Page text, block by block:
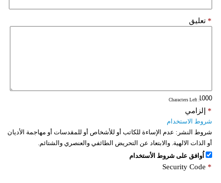
تعليق *
: Characters Left
إلزامي *
شروط الاستخدام
شروط النشر: عدم الإساءة للكاتب أو للأشخاص أو للمقدسات أو مهاجمة الأديان
أو الذات الالهية. والابتعاد عن التحريض الطائفي والعنصري والشتائم.
اُوافق على شروط الأستخدام
Security Code *